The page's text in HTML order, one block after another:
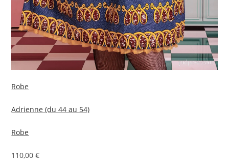
Robe
Adrienne (du 44 au 54)
Robe
110,00 €